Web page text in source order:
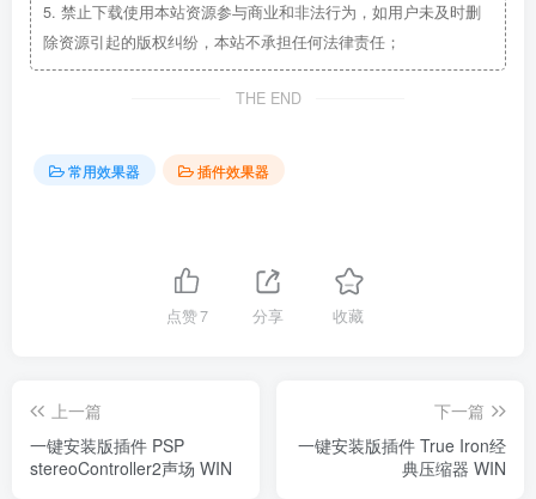
5. 禁止下载使用本站资源参与商业和非法行为，如用户未及时删
除资源引起的版权纠纷，本站不承担任何法律责任；
THE END
常用效果器 插件效果器
点赞7 分享 收藏
上一篇
一键安装版插件 PSP
stereoController2声场 WIN
下一篇
一键安装版插件 True Iron经
典压缩器 WIN